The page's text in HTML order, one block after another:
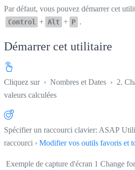
Par défaut, vous pouvez démarrer cet
Control + Alt + P .
Démarrer cet utilitaire
Cliquez sur › Nombres et Dates › 2.
valeurs calculées
Spécifier un raccourci clavier: ASAP
raccourci › Modifier vos outils favoris et
Exemple de capture d'écran 1 Change